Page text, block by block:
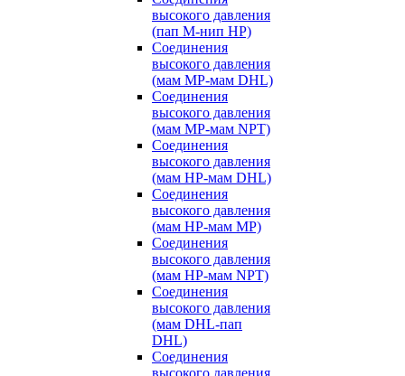
высокого давления
(пап M-нип HP)
Соединения
высокого давления
(мам MP-мам DHL)
Соединения
высокого давления
(мам MP-мам NPT)
Соединения
высокого давления
(мам HP-мам DHL)
Соединения
высокого давления
(мам HP-мам MP)
Соединения
высокого давления
(мам HP-мам NPT)
Соединения
высокого давления
(мам DHL-пап
DHL)
Соединения
высокого давления